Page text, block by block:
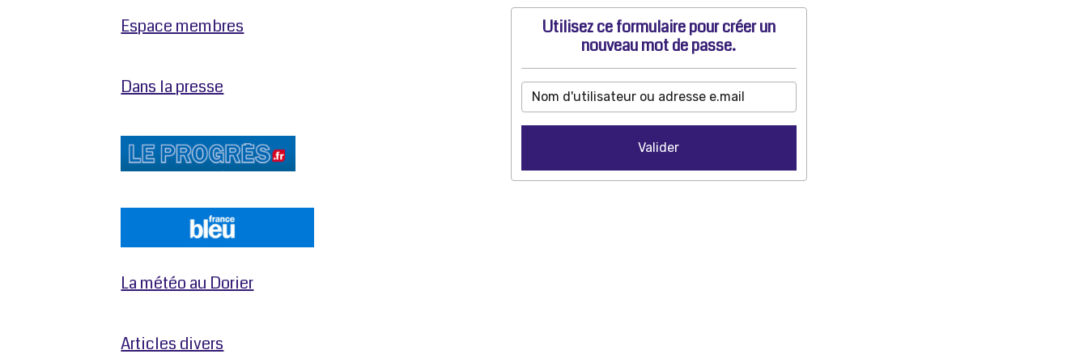
Utilisez ce formulaire pour créer un
nouveau mot de passe.
Valider
Espace membres
Dans la presse
La météo au Dorier
Articles divers